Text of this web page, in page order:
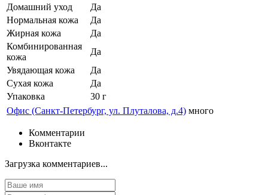
Домашний уход
Да
Нормальная кожа
Да
Жирная кожа
Да
Комбинированная
кожа
Да
Увядающая кожа
Да
Сухая кожа
Да
Упаковка
30 г
Офис (Санкт-Петербург, ул. Плуталова, д.4) много
Комментарии
Вконтакте
Загрузка комментариев...